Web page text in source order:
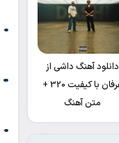
دانلود آهنگ داشی از
عرفان با کیفیت 320 +
متن آهنگ